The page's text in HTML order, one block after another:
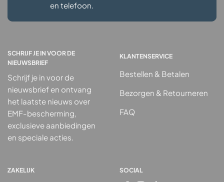
en telefoon.
SCHRIJF JE IN VOOR DE
NIEUWSBRIEF
Schrijf je in voor de
nieuwsbrief en ontvang
het laatste nieuws over
EMF-bescherming,
exclusieve aanbiedingen
en speciale acties.
KLANTENSERVICE
Bestellen & Betalen
Bezorgen & Retourneren
FAQ
ZAKELIJK SOCIAL